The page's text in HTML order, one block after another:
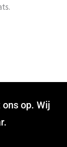
op. Wij